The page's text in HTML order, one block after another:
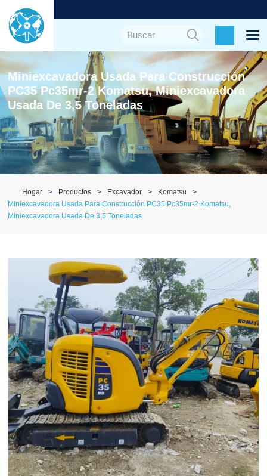
Miniexcavadora Usada Para Construcción
PC35 Pc35mr-2 Komatsu, Miniexcavadora
Usada De 3,5 Toneladas
Hogar Productos Excavador
Komatsu
Miniexcavadora Usada Para Construcción PC35 Pc35mr-2 Komatsu,
Miniexcavadora Usada De 3,5 Toneladas